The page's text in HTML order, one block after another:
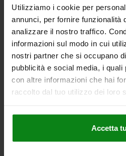
Utilizziamo i cookie per
annunci, per fornire funzionalità
analizzare il nostro traffico.
informazioni sul modo in cui
nostri partner che si occupano
pubblicità e social media, i quali
con altre informazioni che hai
raccolto dal tuo utilizzo dei loro
Accetta
BONIFICA, COMP:ACCIAIO
SPESSORE PIASTRA DI STAFFAGGIO
FORZA DI TENUTA F
COPPIA DI SERRAGGIO MAX. NM=9